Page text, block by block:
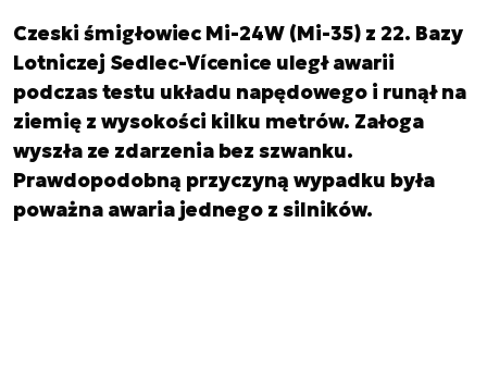
Czeski śmigłowiec Mi-24W (Mi-35) z 22. Bazy
Lotniczej Sedlec-Vícenice uległ awarii
podczas testu układu napędowego i runął na
ziemię z wysokości kilku metrów. Załoga
wyszła ze zdarzenia bez szwanku.
Prawdopodobną przyczyną wypadku była
poważna awaria jednego z silników.